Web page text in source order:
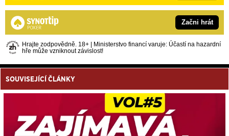
Začni hrát
Hrajte zodpovědně. 18+ | Ministerstvo financí varuje: Účastí na hazardní
hře může vzniknout závislost!
SOUVISEJÍCÍ ČLÁNKY